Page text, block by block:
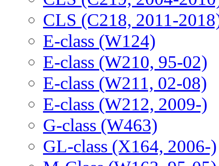
CLS (C218, 2011-
E-class (W124)
E-class (W210, 95-02)
E-class (W211, 02-08)
E-class (W212, 2009-)
G-class (W463)
GL-class (X164, 2006-)